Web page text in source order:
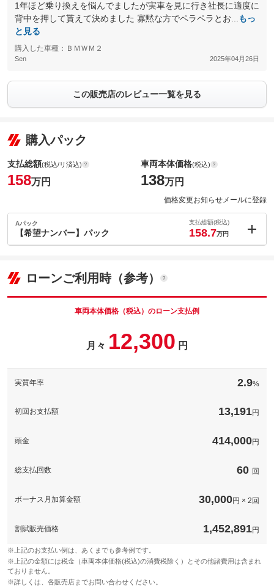
1年ほど乗り換えを悩んでましたが実車を見に行き社長に適度に
背中を押して貰えて決めました 寡黙な方でペラペラとお...
もっ
と見る
購入した車種：ＢＭＷＭ２
Sen 2025年04月26日
この販売店のレビュー一覧を見る
購入パック
支払総額(税込/リ済込)
158万円
車両本体価格(税込)
138万円
価格変更お知らせメールに登録
Aパック
【希望ナンバー】パック
支払総額(税込)
158.7万円
車両本体価
138
す。※人気の数字等は、抽選になることがございます。ご了承く
備考
ローンご利用時（参考）
車両本体価格（税込）のローン支払例
月々 12,300 円
実質年率 2.9%
初回お支払額 13,191円
頭金 414,000円
総支払回数 60 回
ボーナス月加算金額 30,000円 × 2回
割賦販売価格 1,452,891円
※上記のお支払い例は、あくまでも参考例です。
※上記の金額には税金（車両本体価格(税込)の消費税除く）とその他諸費用は含まれ
ておりません。
※詳しくは、各販売店までお問い合わせください。